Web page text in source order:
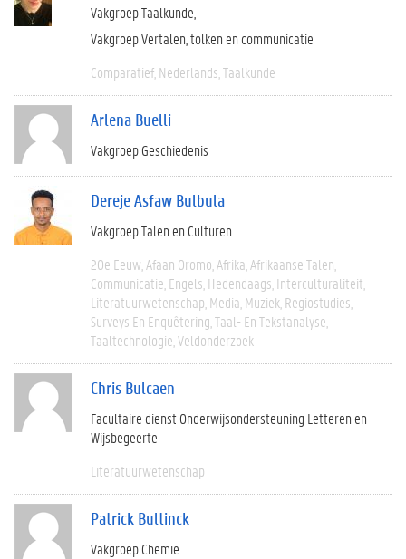
Vakgroep Taalkunde
Vakgroep Vertalen, tolken en communicatie
Comparatief Nederlands Taalkunde
Arlena Buelli
Vakgroep Geschiedenis
Dereje Asfaw Bulbula
Vakgroep Talen en Culturen
20e Eeuw Afaan Oromo Afrika Afrikaanse Talen
Communicatie Engels Hedendaags Interculturaliteit
Literatuurwetenschap Media Muziek Regiostudies
Surveys En Enquêtering Taal- En Tekstanalyse
Taaltechnologie Veldonderzoek
Chris Bulcaen
Facultaire dienst Onderwijsondersteuning Letteren en
Wijsbegeerte
Literatuurwetenschap
Patrick Bultinck
Vakgroep Chemie